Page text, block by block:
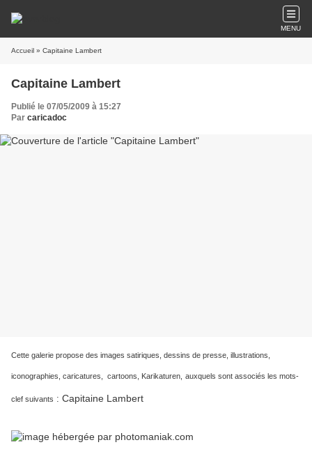
MENU
Accueil » Capitaine Lambert
Capitaine Lambert
Publié le 07/05/2009 à 15:27
Par caricadoc
Cette galerie propose des images satiriques, dessins de presse, illustrations,
iconographies, caricatures, cartoons, Karikaturen, auxquels sont associés les mots-
clef suivants : Capitaine Lambert